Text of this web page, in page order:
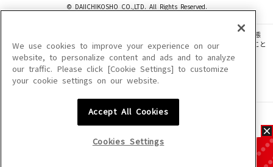
© DAIICHIKOSHO CO.,LTD. All Rights Reserved.
このサイトに掲載されている一切の文章・画像・写真・動画・音声等を、手段や形態
を問わず、著作権法の定める範囲を超えて無断で複製、転載、ファイル化などすること
を禁じます。
楽曲及びコンテンツは、機種によりご利用いただけない場合があります。
楽曲及びコンテンツの配信日、配信内容が変更になる場合があります。
We use cookies to improve your experience on our
website, to personalize content and ads and to analyze
our traffic. Please click [Cookie Settings] to customize
your cookie settings on our website.
Accept All Cookies
Cookies Settings